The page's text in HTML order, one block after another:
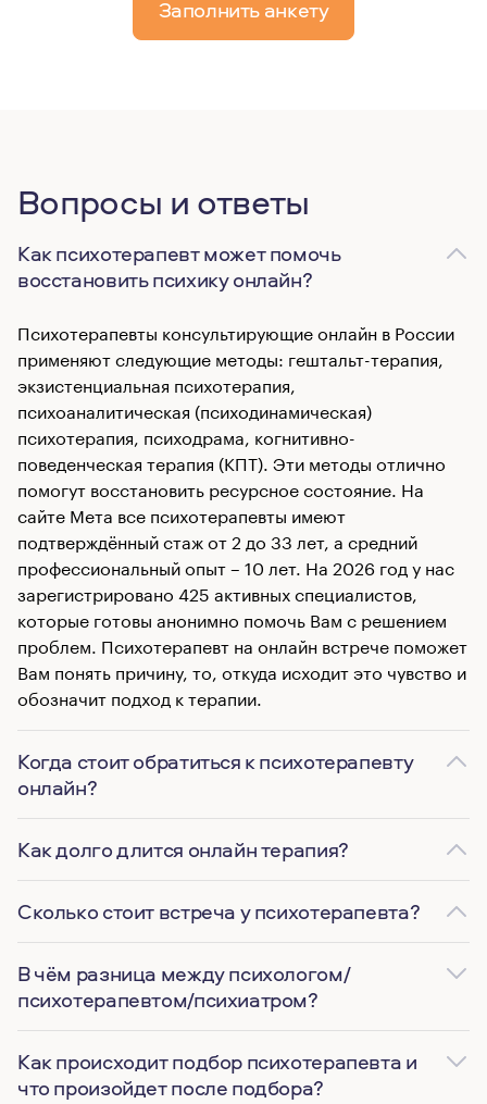
Заполнить анкету
Вопросы и ответы
Как психотерапевт может помочь
восстановить психику онлайн?
Психотерапевты консультирующие онлайн в России
применяют следующие методы: гештальт-терапия,
экзистенциальная психотерапия,
психоаналитическая (психодинамическая)
психотерапия, психодрама, когнитивно-
поведенческая терапия (КПТ). Эти методы отлично
помогут восстановить ресурсное состояние. На
сайте Мета все психотерапевты имеют
подтверждённый стаж от 2 до 33 лет, а средний
профессиональный опыт – 10 лет. На 2026 год у нас
зарегистрировано 425 активных специалистов,
которые готовы анонимно помочь Вам с решением
проблем. Психотерапевт на онлайн встрече поможет
Вам понять причину, то, откуда исходит это чувство и
обозначит подход к терапии.
Когда стоит обратиться к психотерапевту
онлайн?
Как долго длится онлайн терапия?
Сколько стоит встреча у психотерапевта?
В чём разница между психологом/
психотерапевтом/психиатром?
Как происходит подбор психотерапевта и
что произойдет после подбора?